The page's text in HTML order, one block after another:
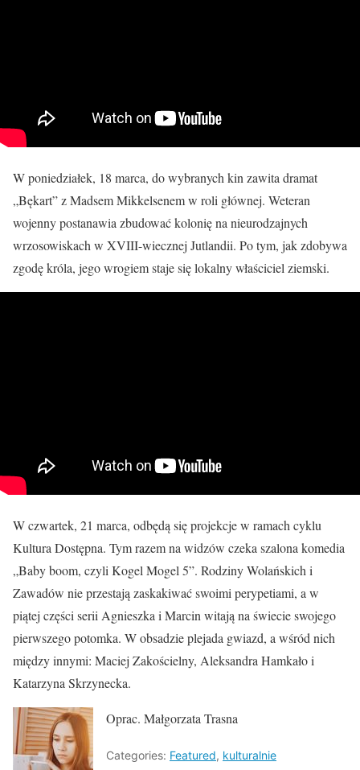
W poniedziałek, 18 marca, do wybranych kin zawita dramat
„Bękart” z Madsem Mikkelsenem w roli głównej. Weteran
wojenny postanawia zbudować kolonię na nieurodzajnych
wrzosowiskach w XVIII-wiecznej Jutlandii. Po tym, jak zdobywa
zgodę króla, jego wrogiem staje się lokalny właściciel ziemski.
W czwartek, 21 marca, odbędą się projekcje w ramach cyklu
Kultura Dostępna. Tym razem na widzów czeka szalona komedia
„Baby boom, czyli Kogel Mogel 5”. Rodziny Wolańskich i
Zawadów nie przestają zaskakiwać swoimi perypetiami, a w
piątej części serii Agnieszka i Marcin witają na świecie swojego
pierwszego potomka. W obsadzie plejada gwiazd, a wśród nich
między innymi: Maciej Zakościelny, Aleksandra Hamkało i
Katarzyna Skrzynecka.
Oprac. Małgorzata Trasna
Categories: Featured, kulturalnie